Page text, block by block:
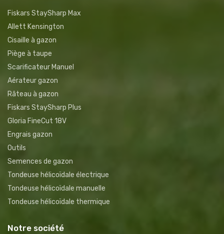
Fiskars StaySharp Max
Allett Kensington
Cisaille à gazon
Piège à taupe
Scarificateur Manuel
Aérateur gazon
Râteau à gazon
Fiskars StaySharp Plus
Gloria FineCut 18V
Engrais gazon
Outils
Semences de gazon
Tondeuse hélicoïdale électrique
Tondeuse hélicoïdale manuelle
Tondeuse hélicoïdale thermique
Notre société